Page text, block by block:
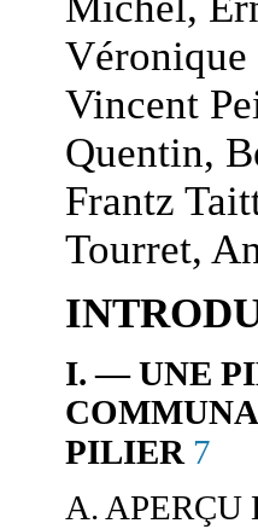
Véronique
Vincent
Quentin,
Frantz
Tourret,
I. — UNE
PILIER 7
A. APERÇU